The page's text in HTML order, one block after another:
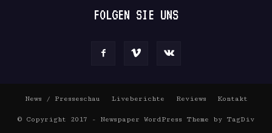
FOLGEN SIE UNS
News / Presseschau Liveberichte Reviews Kontakt
© Copyright 2017 - Newspaper WordPress Theme by TagDiv